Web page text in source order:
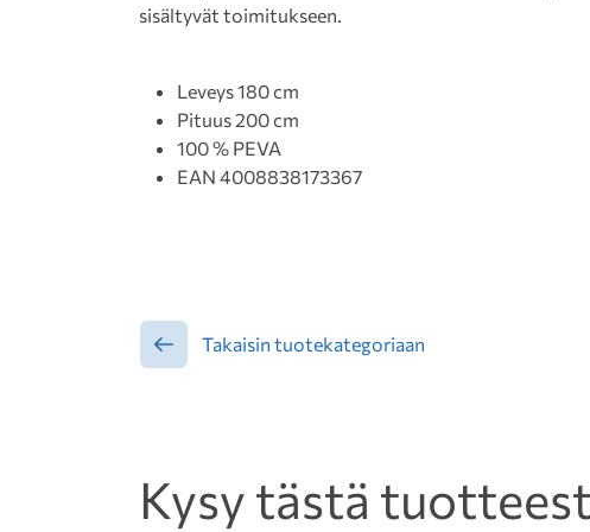
sisältyvät toimitukseen.
Leveys 180 cm
Pituus 200 cm
100 % PEVA
EAN 4008838173367
Takaisin tuotekategoriaan
Kysy tästä